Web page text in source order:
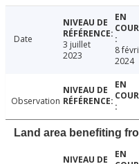
Date
3 juillet
2023
8
2024
Observation
Land area benefiting